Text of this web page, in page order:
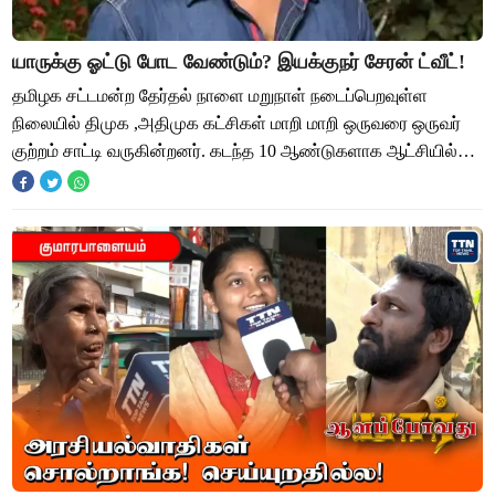
யாருக்கு ஓட்டு போட வேண்டும்? இயக்குநர் சேரன் ட்வீட்!
தமிழக சட்டமன்ற தேர்தல் நாளை மறுநாள் நடைப்பெறவுள்ள
நிலையில் திமுக ,அதிமுக கட்சிகள் மாறி மாறி ஒருவரை ஒருவர்
குற்றம் சாட்டி வருகின்றனர். கடந்த 10 ஆண்டுகளாக ஆட்சியில்
அமராத திமுக தொடர்ந்து அதிமுக அரசுக்க